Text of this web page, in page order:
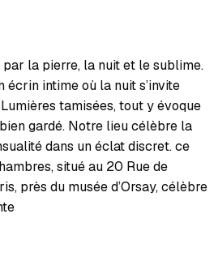
la pierre, la nuit et le sublime.
écrin intime où la nuit s’invite
tamisées, tout y évoque
gardé. Notre lieu célèbre la
dans un éclat discret. ce
situé au 20 Rue de
près du musée d’Orsay, célèbre